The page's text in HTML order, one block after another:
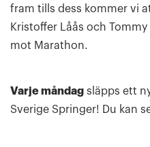
fram tills dess kommer vi
Kristoffer Låås och
mot Marathon.
Varje måndag släpps ett
Sverige Springer! Du kan